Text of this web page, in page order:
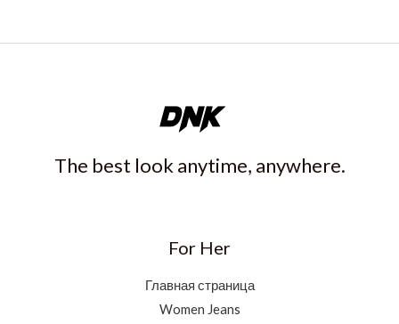
The best look anytime, anywhere.
For Her
Главная страница
Women Jeans